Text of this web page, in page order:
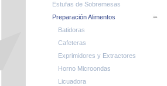
Estufas de Sobremesas
Preparación Alimentos
Batidoras
Cafeteras
Exprimidores y Extractores
Horno Microondas
Licuadora